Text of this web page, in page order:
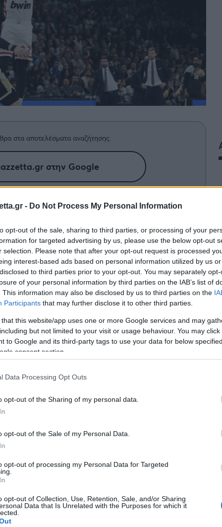
- Do Not Process My Personal Information
opt-out of the sale, sharing to third parties, or processing of your
for targeted advertising by us, please use the below opt-out
selection. Please note that after your opt-out request is processed
interest-based ads based on personal information utilized by us
to third parties prior to your opt-out. You may separately
of your personal information by third parties on the IAB’s list of
This information may also be disclosed by us to third parties on the
Participants that may further disclose it to other third parties.
that this website/app uses one or more Google services and may
but not limited to your visit or usage behaviour. You may
to Google and its third-party tags to use your data for below
consent section.
Data Processing Opt Outs
opt-out of the Sharing of my personal data.
opt-out of the Sale of my Personal Data.
opt-out of processing my Personal Data for Targeted
opt-out of Collection, Use, Retention, Sale, and/or Sharing
Data that Is Unrelated with the Purposes for which it
στα αποτελέσματα αναζήτησης.
στην Google
με τη Βιλερμπάν και στρέφει το
όπου ακολουθούν τρεις
Βιλερμπάνκαι στρέφει το βλέμμα του στην
διαβολοβδομάδα μπροστά τους.
την Ρεάλ και για την 37η την
βαθμό την τελική κατάταξη των Ερυθρολεύκων.
το φινάλε της σεζόν: